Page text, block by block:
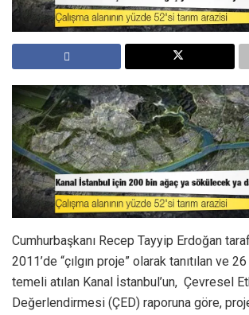
Cumhurbaşkanı Recep Tayyip Erdoğan
2011’de “çılgın proje” olarak tanıtılan ve
temeli atılan Kanal İstanbul’un, Çevresel
Değerlendirmesi (ÇED) raporuna göre,